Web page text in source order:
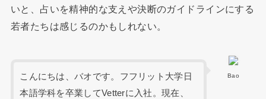
いと、占いを精神的な支えや決断のガイドラインにする
若者たちは感じるのかもしれない。
Bao
こんにちは、バオです。フフリット大学日
本語学科を卒業してVetterに入社。現在、